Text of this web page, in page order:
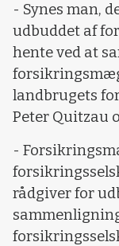
- Synes man,
udbuddet af
hente ved at
landbrugets
Peter Quitzau
-
rådgiver for